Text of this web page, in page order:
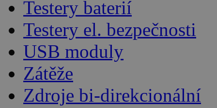
Testery baterií
Testery el. bezpečnosti
USB moduly
Zátěže
Zdroje bi-direkcionální